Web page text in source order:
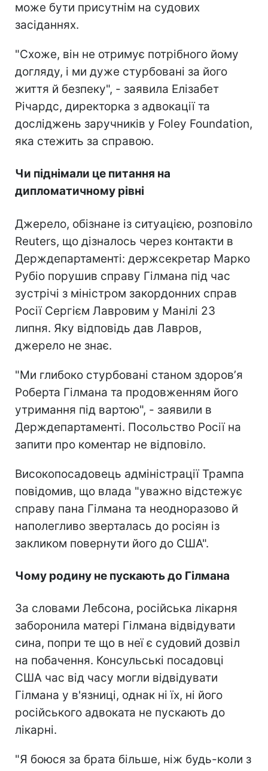
може бути присутнім на судових
засіданнях.
"Схоже, він не отримує потрібного йому
догляду, і ми дуже стурбовані за його
життя й безпеку", - заявила Елізабет
Річардс, директорка з адвокації та
досліджень заручників у Foley Foundation,
яка стежить за справою.
Чи піднімали це питання на
дипломатичному рівні
Джерело, обізнане із ситуацією, розповіло
Reuters, що дізналось через контакти в
Держдепартаменті: держсекретар Марко
Рубіо порушив справу Гілмана під час
зустрічі з міністром закордонних справ
Росії Сергієм Лавровим у Манілі 23
липня. Яку відповідь дав Лавров,
джерело не знає.
"Ми глибоко стурбовані станом здоровʼя
Роберта Гілмана та продовженням його
утримання під вартою", - заявили в
Держдепартаменті. Посольство Росії на
запити про коментар не відповіло.
Високопосадовець адміністрації Трампа
повідомив, що влада "уважно відстежує
справу пана Гілмана та неодноразово й
наполегливо зверталась до росіян із
закликом повернути його до США".
Чому родину не пускають до Гілмана
За словами Лебсона, російська лікарня
заборонила матері Гілмана відвідувати
сина, попри те що в неї є судовий дозвіл
на побачення. Консульські посадовці
США час від часу могли відвідувати
Гілмана у в'язниці, однак ні їх, ні його
російського адвоката не пускають до
лікарні.
"Я боюся за брата більше, ніж будь-коли з